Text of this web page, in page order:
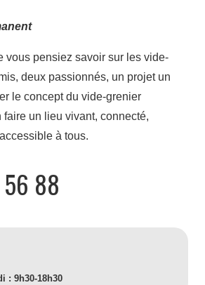
vous pensiez savoir sur les vide-
deux passionnés, un projet un
le concept du vide-grenier
faire un lieu vivant, connecté,
à tous.
88
: 9h30-18h30